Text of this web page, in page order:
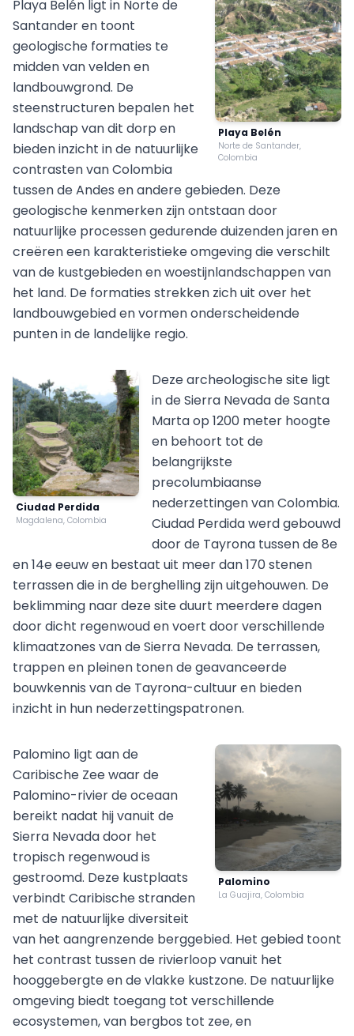
Playa Belén
Norte de Santander,
Colombia
Playa Belén ligt in Norte de
Santander en toont
geologische formaties te
midden van velden en
landbouwgrond. De
steenstructuren bepalen het
landschap van dit dorp en
bieden inzicht in de natuurlijke
contrasten van Colombia
tussen de Andes en andere gebieden. Deze
geologische kenmerken zijn ontstaan door
natuurlijke processen gedurende duizenden jaren en
creëren een karakteristieke omgeving die verschilt
van de kustgebieden en woestijnlandschappen van
het land. De formaties strekken zich uit over het
landbouwgebied en vormen onderscheidende
punten in de landelijke regio.
Ciudad Perdida
Magdalena, Colombia
Deze archeologische site ligt
in de Sierra Nevada de Santa
Marta op 1200 meter hoogte
en behoort tot de
belangrijkste
precolumbiaanse
nederzettingen van Colombia.
Ciudad Perdida werd gebouwd
door de Tayrona tussen de 8e
en 14e eeuw en bestaat uit meer dan 170 stenen
terrassen die in de berghelling zijn uitgehouwen. De
beklimming naar deze site duurt meerdere dagen
door dicht regenwoud en voert door verschillende
klimaatzones van de Sierra Nevada. De terrassen,
trappen en pleinen tonen de geavanceerde
bouwkennis van de Tayrona-cultuur en bieden
inzicht in hun nederzettingspatronen.
Palomino
La Guajira, Colombia
Palomino ligt aan de
Caribische Zee waar de
Palomino-rivier de oceaan
bereikt nadat hij vanuit de
Sierra Nevada door het
tropisch regenwoud is
gestroomd. Deze kustplaats
verbindt Caribische stranden
met de natuurlijke diversiteit
van het aangrenzende berggebied. Het gebied toont
het contrast tussen de rivierloop vanuit het
hooggebergte en de vlakke kustzone. De natuurlijke
omgeving biedt toegang tot verschillende
ecosystemen, van bergbos tot zee, en